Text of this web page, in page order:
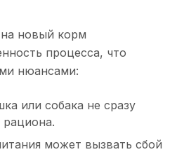
новый корм
процесса, что
нюансами:
или собака не сразу
рациона.
может вызвать сбой